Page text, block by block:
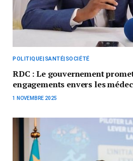
POLITIQUE|SANTÉ|SOCIÉTÉ
RDC : Le gouvernement
engagements envers les
1 NOVEMBRE 2025